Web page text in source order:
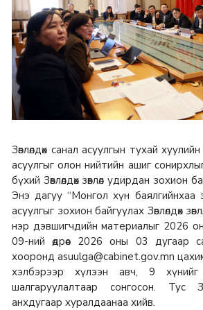
Зөвлөлдөх санал асуулгын тухай хуулийн
асуулгыг олон нийтийн ашиг сонирхлыг
бүхий Зөвлөлдөх зөвлөл удирдан зохион
Энэ дагуу “Монгол хүн баялгийнхаа
асуулгыг зохион байгуулах Зөвлөлдөх
нэр дэвшигчдийн материалыг 2026
09-ний өдрөөс 2026 оны 03 дугаар
хооронд asuulga@cabinet.gov.mn
хэлбэрээр хүлээн авч, 9 хүнийг
шалгаруулалтаар сонгосон. Тус
анхдугаар хуралдаанаа хийв.